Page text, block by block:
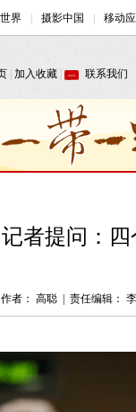
者提问：
作者： 高聪 责任编辑：